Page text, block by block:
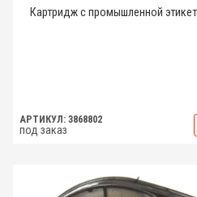
Картридж с промышленной
АРТИКУЛ: 3868802
под заказ